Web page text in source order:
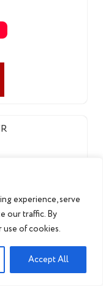
experience, serve
our traffic. By
of cookies.
Accept All
4 FR
модел: